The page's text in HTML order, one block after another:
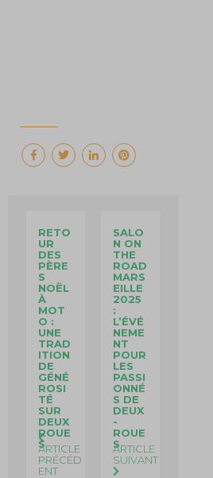
RETO
UR
DES
PÈRE
S
NOËL
À
MOT
O :
UNE
TRAD
ITION
DE
GÉNÉ
ROSI
TÉ
SUR
DEUX
ROUE
S
ARTICLE
PRÉCÉD
ENT
SALO
N ON
THE
ROAD
MARS
EILLE
2025
:
L’ÉVÉ
NEME
NT
POUR
LES
PASSI
ONNÉ
S DE
DEUX
-
ROUE
S
ARTICLE
SUIVANT